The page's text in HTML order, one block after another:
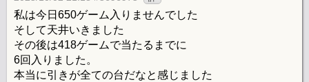
私は今日650ゲーム入りませんでした
そして天井いきました
その後は418ゲームで当たるまでに
6回入りました。
本当に引きが全ての台だなと感じました